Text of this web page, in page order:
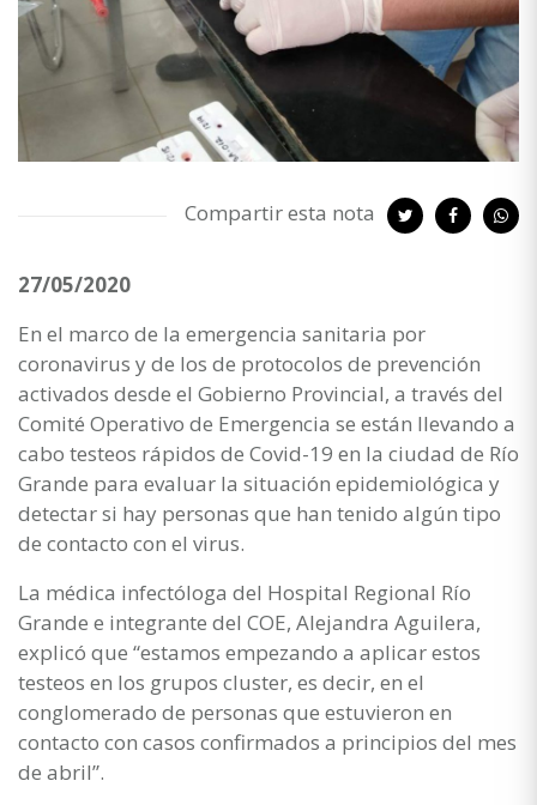
Compartir esta nota
27/05/2020
En el marco de la emergencia sanitaria por
coronavirus y de los de protocolos de prevención
activados desde el Gobierno Provincial, a través del
Comité Operativo de Emergencia se están llevando a
cabo testeos rápidos de Covid-19 en la ciudad de Río
Grande para evaluar la situación epidemiológica y
detectar si hay personas que han tenido algún tipo
de contacto con el virus.
La médica infectóloga del Hospital Regional Río
Grande e integrante del COE, Alejandra Aguilera,
explicó que “estamos empezando a aplicar estos
testeos en los grupos cluster, es decir, en el
conglomerado de personas que estuvieron en
contacto con casos confirmados a principios del mes
de abril”.